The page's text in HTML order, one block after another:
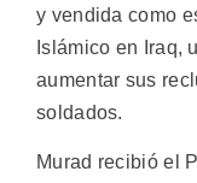
y vendida como
Islámico en Iraq,
aumentar sus
soldados.
Murad recibió el